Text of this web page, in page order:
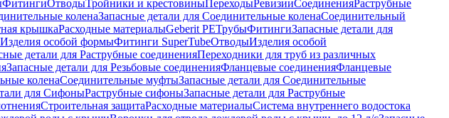
ФитингиОтводыТройники и крестовиныПереходыРевизииСоединенияРаструбные
коленаЗапасные детали для Соединительные коленаСоединительный
крышкаРасходные материалыGeberit PEТрубыФитингиЗапасные детали для
Изделия особой формыФитинги SuperTubeОтводыИзделия особой
детали для Раструбные соединенияПереходники для труб из различных
Запасные детали для Резьбовые соединенияФланцевые соединенияФланцевые
коленаСоединительные муфтыЗапасные детали для Соединительные
для СифоныРаструбные сифоныЗапасные детали для Раструбные
Строительная защитаРасходные материалыСистема внутреннего водостока